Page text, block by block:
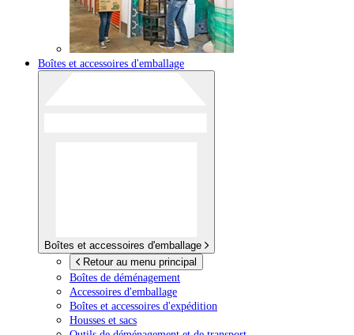
Boîtes et accessoires d'emballage
Boîtes et accessoires d'emballage
Retour au menu principal
Boîtes de déménagement
Accessoires d'emballage
Boîtes et accessoires d'expédition
Housses et sacs